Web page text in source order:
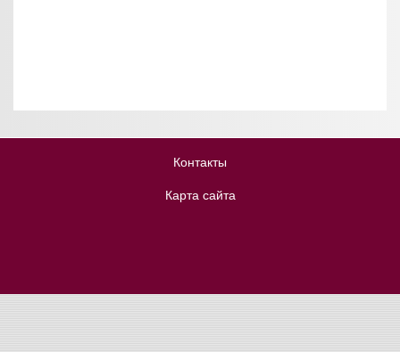
Контакты
Карта сайта